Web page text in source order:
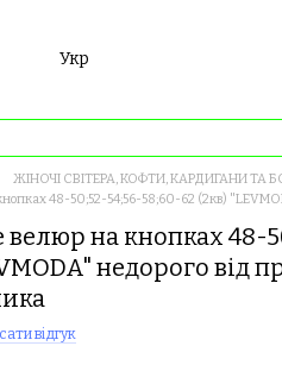
Укр
ЖІНОЧІ СВІТЕРА, КОФТИ, КАРДИГАНИ ТА
48-50;52-54;56-58;60-62 (2кв)
велюр на кнопках 48-
недорого від
відгук